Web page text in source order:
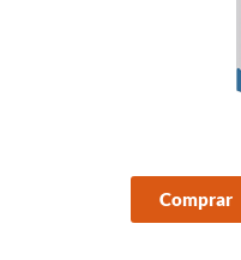
Comprar